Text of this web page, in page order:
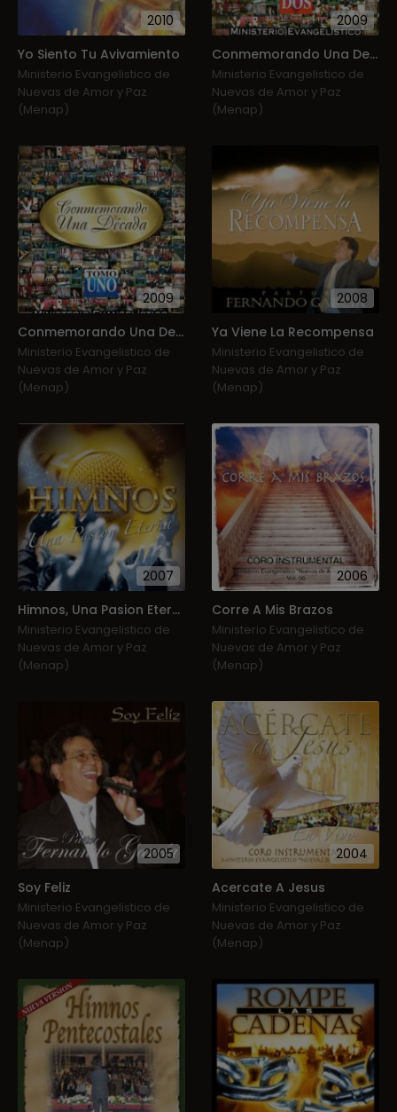
2010
Yo Siento Tu Avivamiento
Ministerio Evangelistico de
Nuevas de Amor y Paz
(Menap)
2009
Conmemorando Una Decada (Cd 2)
Ministerio Evangelistico de
Nuevas de Amor y Paz
(Menap)
2009
Conmemorando Una Decada (Cd 1)
Ministerio Evangelistico de
Nuevas de Amor y Paz
(Menap)
2008
Ya Viene La Recompensa
Ministerio Evangelistico de
Nuevas de Amor y Paz
(Menap)
2007
Himnos, Una Pasion Eterna
Ministerio Evangelistico de
Nuevas de Amor y Paz
(Menap)
2006
Corre A Mis Brazos
Ministerio Evangelistico de
Nuevas de Amor y Paz
(Menap)
2005
Soy Feliz
Ministerio Evangelistico de
Nuevas de Amor y Paz
(Menap)
2004
Acercate A Jesus
Ministerio Evangelistico de
Nuevas de Amor y Paz
(Menap)